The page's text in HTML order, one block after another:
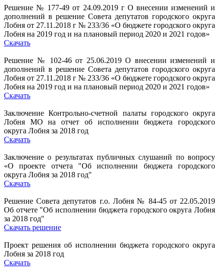
Решение № 177-49 от 24.09.2019 г О внесении изменений и
дополнений в решение Совета депутатов городского округа
Лобня от 27.11.2018 г № 233/36 «О бюджете городского округа
Лобня на 2019 год и на плановый период 2020 и 2021 годов»
Скачать
Решение № 102-46 от 25.06.2019 О внесении изменений и
дополнений в решение Совета депутатов городского округа
Лобня от 27.11.2018 г № 233/36 «О бюджете городского округа
Лобня на 2019 год и на плановый период 2020 и 2021 годов»
Скачать
Заключение Контрольно-счетной палаты городского округа
Лобня МО на отчет об исполнении бюджета городского
округа Лобня за 2018 год
Скачать
Заключение о результатах публичных слушаний по вопросу
«О проекте отчета "Об исполнении бюджета городского
округа Лобня за 2018 год"
Скачать
Решение Совета депутатов г.о. Лобня № 84-45 от 22.05.2019
Об отчете "Об исполнении бюджета городского округа Лобня
за 2018 год"
Скачать решение
Проект решения об исполнении бюджета городского округа
Лобня за 2018 год
Скачать